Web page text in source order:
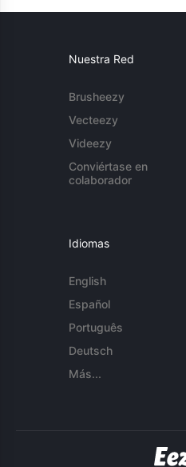
Nuestra Red
Brusheezy
Vecteezy
Videezy
Conviértase en
colaborador
Idiomas
English
Español
Português
Deutsch
Más...